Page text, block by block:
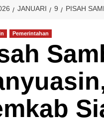
JANUARI 9 PISAH
Pemerintahan